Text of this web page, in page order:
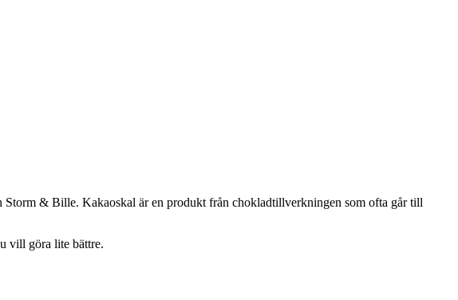
& Bille. Kakaoskal är en produkt från chokladtillverkningen som ofta går till
vill göra lite bättre.